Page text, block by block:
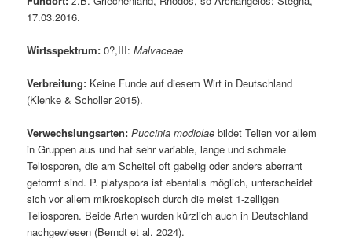
17.03.2016.
Wirtsspektrum:0?,III: Malvaceae
Verbreitung: Keine Funde auf diesem Wirt in Deutschland
(Klenke & Scholler 2015).
Verwechslungsarten:Puccinia modiolae bildet Telien vor allem
in Gruppen aus und hat sehr variable, lange und schmale
Teliosporen, die am Scheitel oft gabelig oder anders aberrant
geformt sind. P. platyspora ist ebenfalls möglich, unterscheidet
sich vor allem mikroskopisch durch die meist 1-zelligen
Teliosporen. Beide Arten wurden kürzlich auch in Deutschland
nachgewiesen (Berndt et al. 2024).